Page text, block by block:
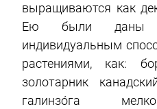
выращиваются как
Ею были даны
индивидуальным
растениями, как:
золотарник
галинзо́га